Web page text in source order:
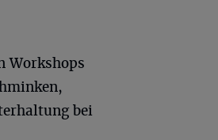
Workshops
bei